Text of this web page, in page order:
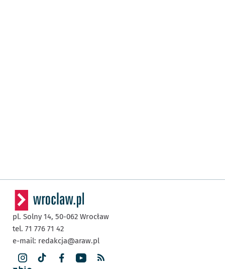
pl. Solny 14, 50-062 Wrocław
tel. 71 776 71 42
e-mail: redakcja@araw.pl